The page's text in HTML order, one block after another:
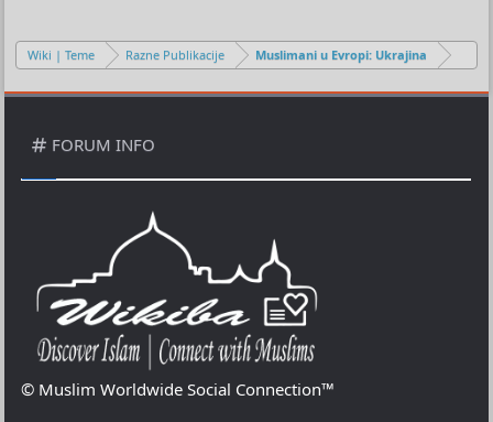
Wiki | Teme Razne Publikacije Muslimani u Evropi: Ukrajina
FORUM INFO
© Muslim Worldwide Social Connection™